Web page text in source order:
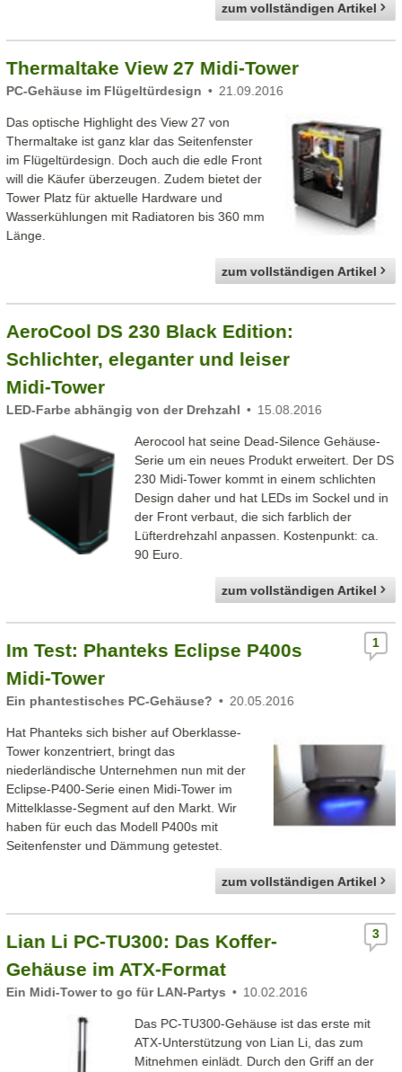
zum vollständigen Artikel
Thermaltake View 27 Midi-Tower
PC-Gehäuse im Flügeltürdesign 21.09.2016
Das optische Highlight des View 27 von
Thermaltake ist ganz klar das Seitenfenster
im Flügeltürdesign. Doch auch die edle Front
will die Käufer überzeugen. Zudem bietet der
Tower Platz für aktuelle Hardware und
Wasserkühlungen mit Radiatoren bis 360 mm
Länge.
zum vollständigen Artikel
AeroCool DS 230 Black Edition:
Schlichter, eleganter und leiser
Midi-Tower
LED-Farbe abhängig von der Drehzahl 15.08.2016
Aerocool hat seine Dead-Silence Gehäuse-
Serie um ein neues Produkt erweitert. Der DS
230 Midi-Tower kommt in einem schlichten
Design daher und hat LEDs im Sockel und in
der Front verbaut, die sich farblich der
Lüfterdrehzahl anpassen. Kostenpunkt: ca.
90 Euro.
zum vollständigen Artikel
Im Test: Phanteks Eclipse P400s
Midi-Tower
Ein phantestisches PC-Gehäuse? 20.05.2016
1
Hat Phanteks sich bisher auf Oberklasse-
Tower konzentriert, bringt das
niederländische Unternehmen nun mit der
Eclipse-P400-Serie einen Midi-Tower im
Mittelklasse-Segment auf den Markt. Wir
haben für euch das Modell P400s mit
Seitenfenster und Dämmung getestet.
zum vollständigen Artikel
Lian Li PC-TU300: Das Koffer-
Gehäuse im ATX-Format
Ein Midi-Tower to go für LAN-Partys 10.02.2016
3
Das PC-TU300-Gehäuse ist das erste mit
ATX-Unterstützung von Lian Li, das zum
Mitnehmen einlädt. Durch den Griff an der